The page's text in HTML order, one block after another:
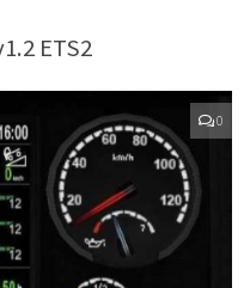
ETS2
0